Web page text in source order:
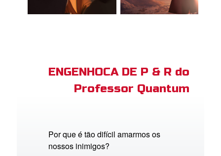
ENGENHOCA DE P & R do
Professor Quantum
Por que é tão difícil amarmos os
nossos inimigos?